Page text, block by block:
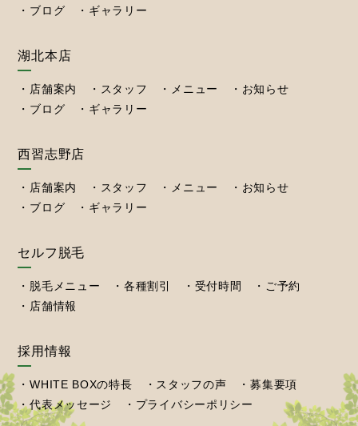
ブログ
ギャラリー
湖北本店
店舗案内 スタッフ メニュー
お知らせ
ブログ
ギャラリー
西習志野店
店舗案内 スタッフ メニュー
お知らせ
ブログ
ギャラリー
セルフ脱毛
脱毛メニュー 各種割引 受付時間
ご予約
店舗情報
採用情報
WHITE BOXの特長 スタッフの声
募集要項
代表メッセージ
プライバシーポリシー